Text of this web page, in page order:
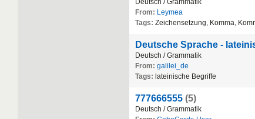
Deutsch /Grammatik
From: Leymea
Tags: Zeichensetzung, Komma,
Deutsche Sprache -
Deutsch /Grammatik
From: galilei_de
Tags: lateinische Begriffe
777666555 (5)
Deutsch /Grammatik